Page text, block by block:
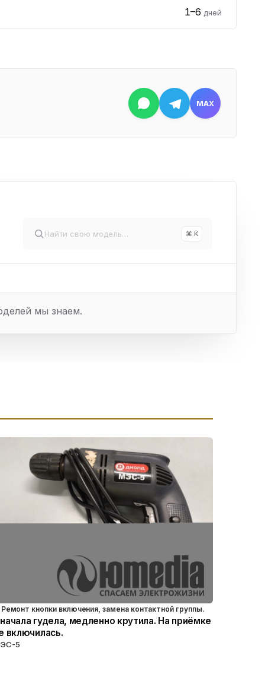
1–6 дней
MAX
⌘ K
мы знаем.
Ремонт кнопки включения, замена контактной группы.
гудела, медленно крутила. На приёмке
включилась.
5